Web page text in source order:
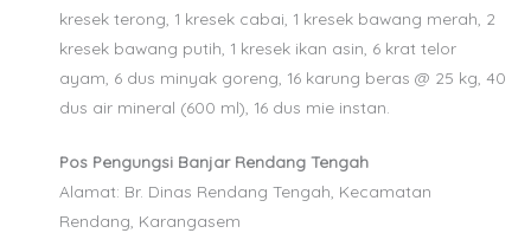
kresek terong, 1 kresek cabai, 1 kresek bawang merah, 2
kresek bawang putih, 1 kresek ikan asin, 6 krat telor
ayam, 6 dus minyak goreng, 16 karung beras @ 25 kg, 40
dus air mineral (600 ml), 16 dus mie instan.
Pos Pengungsi Banjar Rendang Tengah
Alamat: Br. Dinas Rendang Tengah, Kecamatan
Rendang, Karangasem